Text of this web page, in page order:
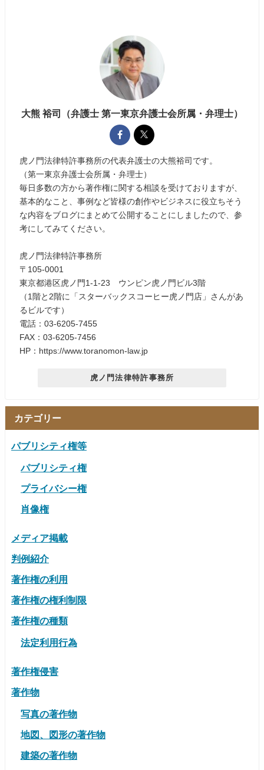
大熊 裕司（弁護士 第一東京弁護士会所属・弁理士）
虎ノ門法律特許事務所の代表弁護士の大熊裕司です。
（第一東京弁護士会所属・弁理士）
毎日多数の方から著作権に関する相談を受けておりますが、
基本的なこと、事例など皆様の創作やビジネスに役立ちそう
な内容をブログにまとめて公開することにしましたので、参
考にしてみてください。
虎ノ門法律特許事務所
〒105-0001
東京都港区虎ノ門1-1-23 ウンピン虎ノ門ビル3階
（1階と2階に「スターバックスコーヒー虎ノ門店」さんがあ
るビルです）
電話：03-6205-7455
FAX：03-6205-7456
HP：https://www.toranomon-law.jp
虎ノ門法律特許事務所
カテゴリー
パブリシティ権等
パブリシティ権
プライバシー権
肖像権
メディア掲載
判例紹介
著作権の利用
著作権の権利制限
著作権の種類
法定利用行為
著作権侵害
著作物
写真の著作物
地図、図形の著作物
建築の著作物